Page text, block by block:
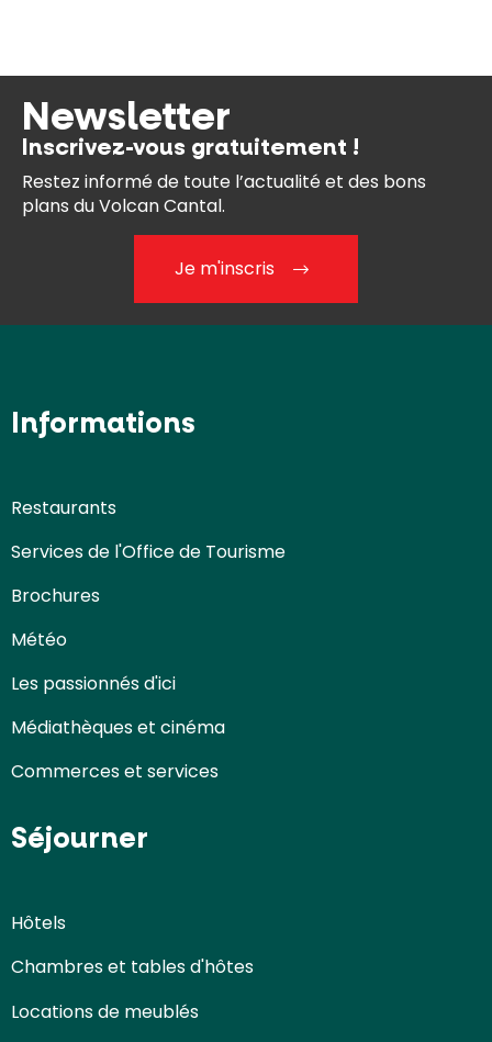
Newsletter
Inscrivez-vous gratuitement !
Restez informé de toute l’actualité et des bons
plans du Volcan Cantal.
Je m'inscris
Informations
Restaurants
Services de l'Office de Tourisme
Brochures
Météo
Les passionnés d'ici
Médiathèques et cinéma
Commerces et services
Séjourner
Hôtels
Chambres et tables d'hôtes
Locations de meublés